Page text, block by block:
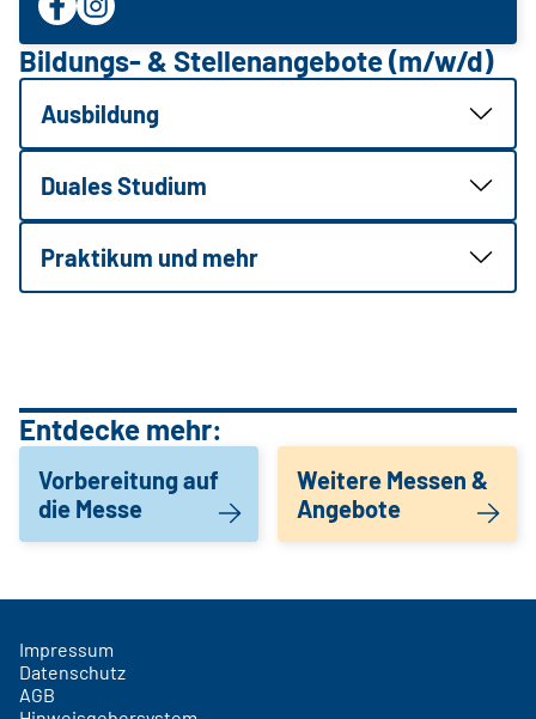
Bildungs- & Stellenangebote (m/w/d)
Ausbildung
Duales Studium
Praktikum und mehr
Entdecke mehr:
Vorbereitung auf
die Messe
Weitere Messen &
Angebote
Impressum
Datenschutz
AGB